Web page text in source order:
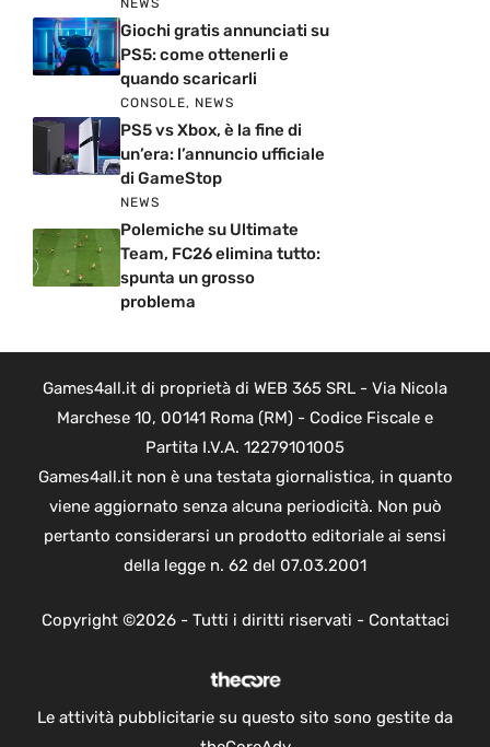
NEWS
Giochi gratis annunciati su
PS5: come ottenerli e
quando scaricarli
CONSOLE, NEWS
PS5 vs Xbox, è la fine di
un’era: l’annuncio ufficiale
di GameStop
NEWS
Polemiche su Ultimate
Team, FC26 elimina tutto:
spunta un grosso
problema
Games4all.it di proprietà di WEB 365 SRL - Via Nicola
Marchese 10, 00141 Roma (RM) - Codice Fiscale e
Partita I.V.A. 12279101005
Games4all.it non è una testata giornalistica, in quanto
viene aggiornato senza alcuna periodicità. Non può
pertanto considerarsi un prodotto editoriale ai sensi
della legge n. 62 del 07.03.2001
Copyright ©2026 - Tutti i diritti riservati - Contattaci
Le attività pubblicitarie su questo sito sono gestite da